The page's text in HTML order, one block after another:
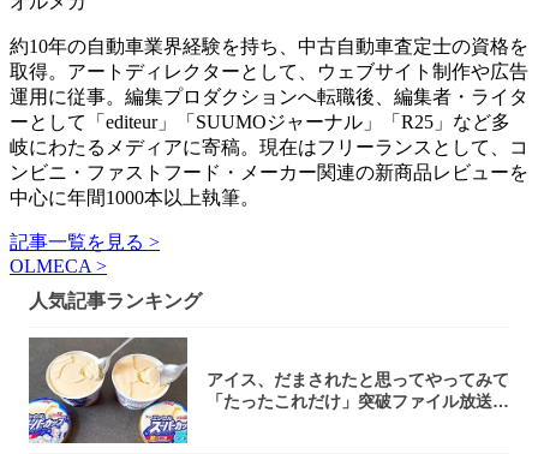
約10年の自動車業界経験を持ち、中古自動車査定士の資格を
取得。アートディレクターとして、ウェブサイト制作や広告
運用に従事。編集プロダクションへ転職後、編集者・ライタ
ーとして「editeur」「SUUMOジャーナル」「R25」など多
岐にわたるメディアに寄稿。現在はフリーランスとして、コ
ンビニ・ファストフード・メーカー関連の新商品レビューを
中心に年間1000本以上執筆。
記事一覧を見る >
OLMECA >
人気記事ランキング
アイス、だまされたと思ってやってみて
「たったこれだけ」突破ファイル放送で